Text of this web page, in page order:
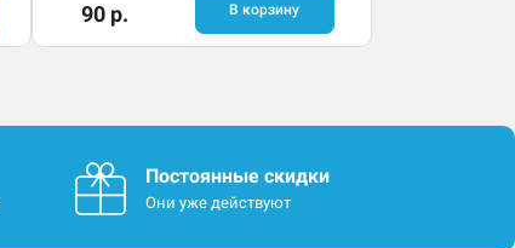
90 р. В корзину
Постоянные скидки
Они уже действуют